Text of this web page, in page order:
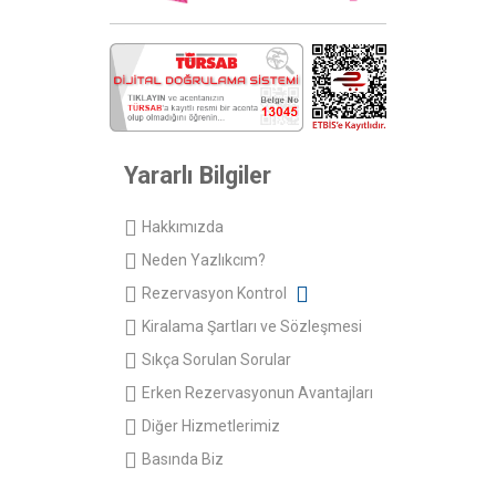
Yararlı Bilgiler
Hakkımızda
Neden Yazlıkcım?
Rezervasyon Kontrol
Kiralama Şartları ve Sözleşmesi
Sıkça Sorulan Sorular
Erken Rezervasyonun Avantajları
Diğer Hizmetlerimiz
Basında Biz